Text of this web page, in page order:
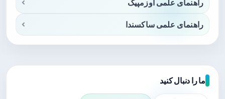
راهنمای علمی اوزمپیک
راهنمای علمی ساکسندا
ما را دنبال کنید